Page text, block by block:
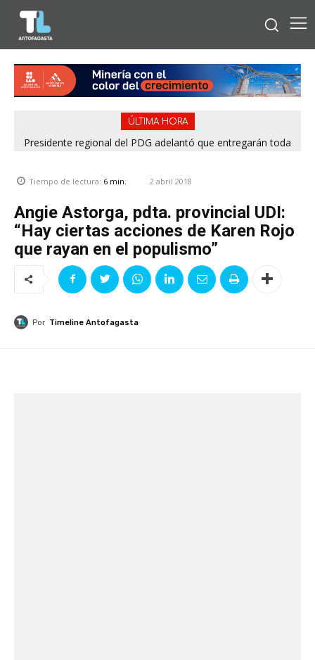
ÚLTIMA HORA
Presidente regional del PDG adelantó que entregarán toda
Municipio plantea asumir parte de las obras para destrabar
Tiempo de lectura: 6 min. 2 abril 2018
Angie Astorga, pdta. provincial UDI:
“Hay ciertas acciones de Karen Rojo
que rayan en el populismo”
Por Timeline Antofagasta